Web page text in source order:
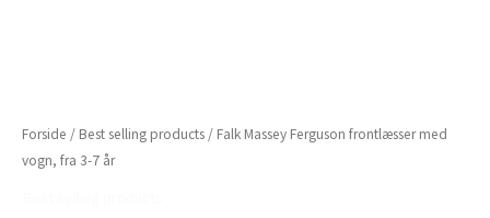
Forside / Best selling products / Falk Massey Ferguson frontlæsser med
vogn, fra 3-7 år